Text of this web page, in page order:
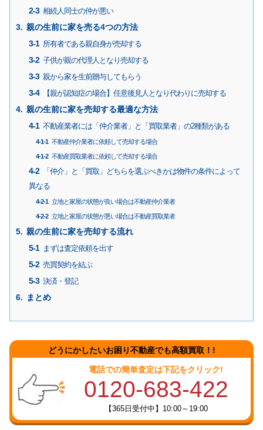
相続人同士の仲が悪い
親の生前に家を売る4つの方法
所有者である親自身が売却する
子供が親の代理人となり売却する
親から家を生前贈与してもらう
【親が認知症の場合】任意後見人となり代わりに売却する
親の生前に家を売却する最適な方法
不動産業者には「仲介業者」と「買取業者」の2種類がある
不動産仲介業者に依頼して売却する場合
不動産買取業者に依頼して売却する場合
「仲介」と「買取」どちらを選ぶべきかは物件の条件によって
異なる
立地と家屋の状態が良い場合は不動産仲介業者
立地と家屋の状態が悪い場合は不動産買取業者
親の生前に家を売却する流れ
まずは査定依頼を出す
売買契約を結ぶ
決済・登記
まとめ
どうにかしたいお困り不動産でも高額買取！!
電話での簡単査定は下記をクリック!
0120-683-422
【365日受付中】10:00～19:00